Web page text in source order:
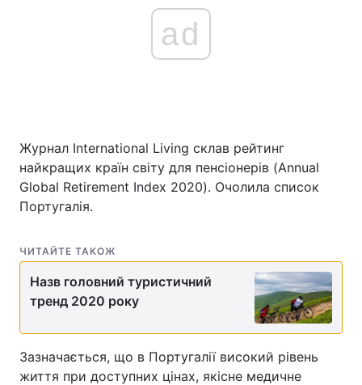
Головна Війна
Економіка Світ
Зброя Інциденти
ad
Журнал International Living склав рейтинг
найкращих країн світу для пенсіонерів (Annual
Global Retirement Index 2020). Очолила список
Португалія.
ЧИТАЙТЕ ТАКОЖ
Назв головний туристичний
тренд 2020 року
Зазначається, що в Португалії високий рівень
життя при доступних цінах, якісне медичне